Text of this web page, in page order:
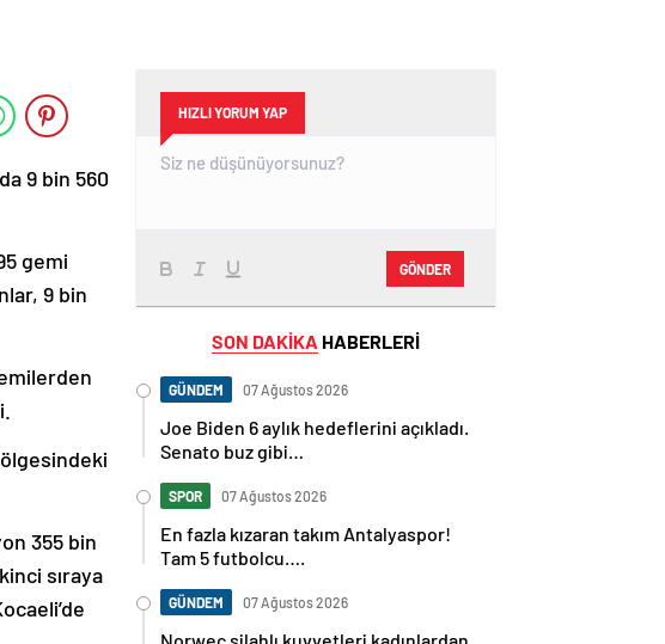
9 bin 560
gemi
9 bin
355 bin
sıraya
HIZLI YORUM YAP
GÖNDER
SON DAKİKA HABERLERİ
GÜNDEM 07 Ağustos 2026
Joe Biden 6 aylık hedeflerini açıkladı.
Senato buz gibi…
SPOR 07 Ağustos 2026
En fazla kızaran takım Antalyaspor!
Tam 5 futbolcu….
GÜNDEM 07 Ağustos 2026